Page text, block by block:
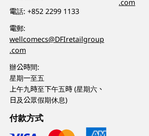
電話:+852 2299 1133
電郵:
wellcomecs@DFIretailgroup
.com
辦公時間:
星期一至五
上午九時至下午五時 (星期六、
日及公眾假期休息)
.com
付款方式